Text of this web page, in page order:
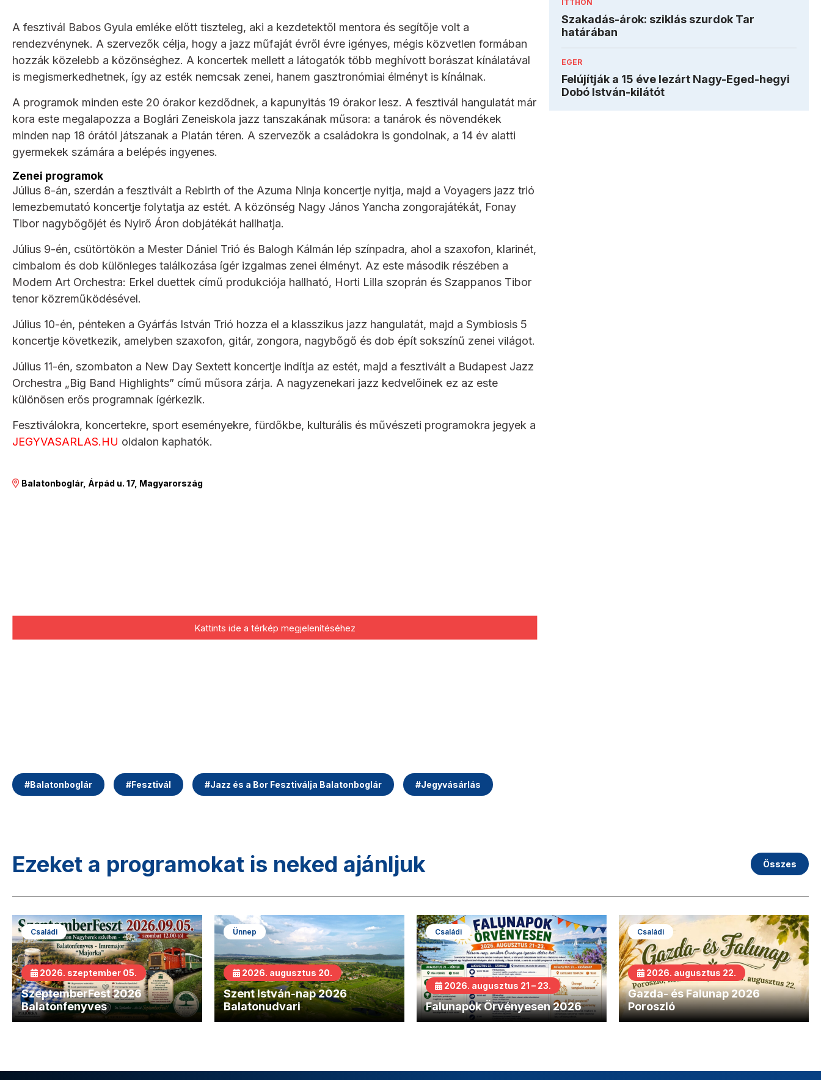
A fesztivál Babos Gyula emléke előtt tiszteleg, aki a kezdetektől mentora és segítője volt a
rendezvénynek. A szervezők célja, hogy a jazz műfaját évről évre igényes, mégis közvetlen formában
hozzák közelebb a közönséghez. A koncertek mellett a látogatók több meghívott borászat kínálatával
is megismerkedhetnek, így az esték nemcsak zenei, hanem gasztronómiai élményt is kínálnak.
A programok minden este 20 órakor kezdődnek, a kapunyitás 19 órakor lesz. A fesztivál hangulatát már
kora este megalapozza a Boglári Zeneiskola jazz tanszakának műsora: a tanárok és növendékek
minden nap 18 órától játszanak a Platán téren. A szervezők a családokra is gondolnak, a 14 év alatti
gyermekek számára a belépés ingyenes.
Zenei programok
Július 8-án, szerdán a fesztivált a Rebirth of the Azuma Ninja koncertje nyitja, majd a Voyagers jazz trió
lemezbemutató koncertje folytatja az estét. A közönség Nagy János Yancha zongorajátékát, Fonay
Tibor nagybőgőjét és Nyirő Áron dobjátékát hallhatja.
Július 9-én, csütörtökön a Mester Dániel Trió és Balogh Kálmán lép színpadra, ahol a szaxofon, klarinét,
cimbalom és dob különleges találkozása ígér izgalmas zenei élményt. Az este második részében a
Modern Art Orchestra: Erkel duettek című produkciója hallható, Horti Lilla szoprán és Szappanos Tibor
tenor közreműködésével.
Július 10-én, pénteken a Gyárfás István Trió hozza el a klasszikus jazz hangulatát, majd a Symbiosis 5
koncertje következik, amelyben szaxofon, gitár, zongora, nagybőgő és dob épít sokszínű zenei világot.
Július 11-én, szombaton a New Day Sextett koncertje indítja az estét, majd a fesztivált a Budapest Jazz
Orchestra „Big Band Highlights” című műsora zárja. A nagyzenekari jazz kedvelőinek ez az este
különösen erős programnak ígérkezik.
Fesztiválokra, koncertekre, sport eseményekre, fürdőkbe, kulturális és művészeti programokra jegyek a
JEGYVASARLAS.HU oldalon kaphatók.
Balatonboglár, Árpád u. 17, Magyarország
Kattints ide a térkép megjelenítéséhez
#Balatonboglár #Fesztivál #Jazz és a Bor Fesztiválja Balatonboglár #Jegyvásárlás
ITTHON
Szakadás-árok: sziklás szurdok Tar
határában
EGER
Felújítják a 15 éve lezárt Nagy-Eged-hegyi
Dobó István-kilátót
Ezeket a programokat is neked ajánljuk Összes
Családi
2026. szeptember 05.
SzeptemberFest 2026
Balatonfenyves
Ünnep
2026. augusztus 20.
Szent István-nap 2026
Balatonudvari
Családi
2026. augusztus 21 – 23.
Falunapok Örvényesen 2026
Családi
2026. augusztus 22.
Gazda- és Falunap 2026
Poroszló